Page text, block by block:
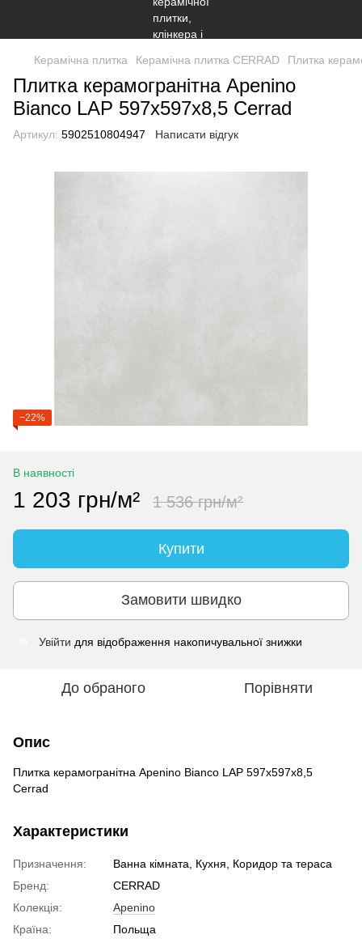
Керамічна плитка Керамічна плитка CERRAD Плитка
Плитка керамогранітна Apenino
Bianco LAP 597x597x8,5 Cerrad
Артикул: 5902510804947 Написати відгук
−22%
В наявності
1 203 грн/м² 1 536 грн/м²
Купити
Замовити швидко
Увійти для відображення накопичувальної знижки
До обраного Порівняти
Опис
Плитка керамогранітна Apenino Bianco LAP 597x597x8,5
Cerrad
Характеристики
Призначення:
Ванна кімната, Кухня, Коридор та тераса
Бренд:
CERRAD
Колекція:
Apenino
Країна:
Польща